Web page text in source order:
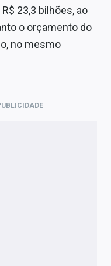
23,3 bilhões, ao
o orçamento do
no mesmo